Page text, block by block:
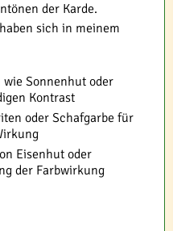
der Karde.
sich in meinem
Sonnenhut oder
Kontrast
oder Schafgarbe für
Eisenhut oder
der Farbwirkung